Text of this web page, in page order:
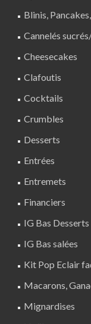
Blinis,
Cannelés
Cheesecakes
Clafoutis
Cocktails
Crumbles
Desserts
Entrées
Entremets
Financiers
IG Bas Desserts
IG Bas salées
Kit Pop Eclair
Macarons,
Mignardises